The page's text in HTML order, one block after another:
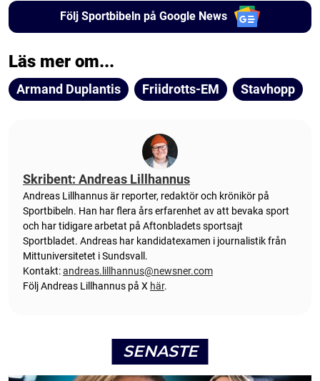
Följ Sportbibeln på Google News
Läs mer om...
Armand Duplantis Friidrotts-EM Stavhopp
Skribent: Andreas Lillhannus
Andreas Lillhannus är reporter, redaktör och krönikör på
Sportbibeln. Han har flera års erfarenhet av att bevaka sport
och har tidigare arbetat på Aftonbladets sportsajt
Sportbladet. Andreas har kandidatexamen i journalistik från
Mittuniversitetet i Sundsvall.
Kontakt:andreas.lillhannus@newsner.com
Följ Andreas Lillhannus på X här.
SENASTE